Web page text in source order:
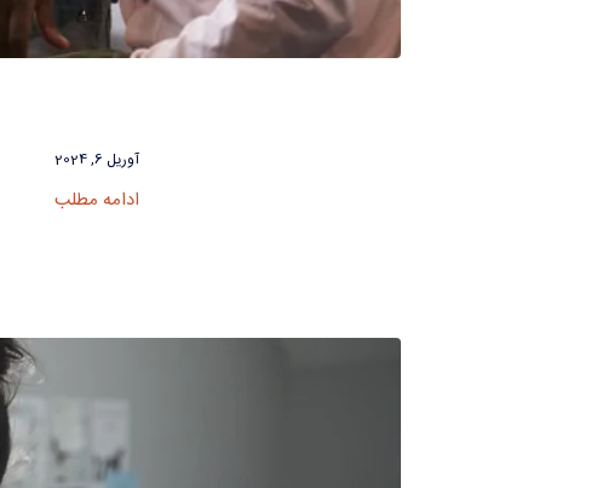
آوریل 6, 2024
ادامه مطلب